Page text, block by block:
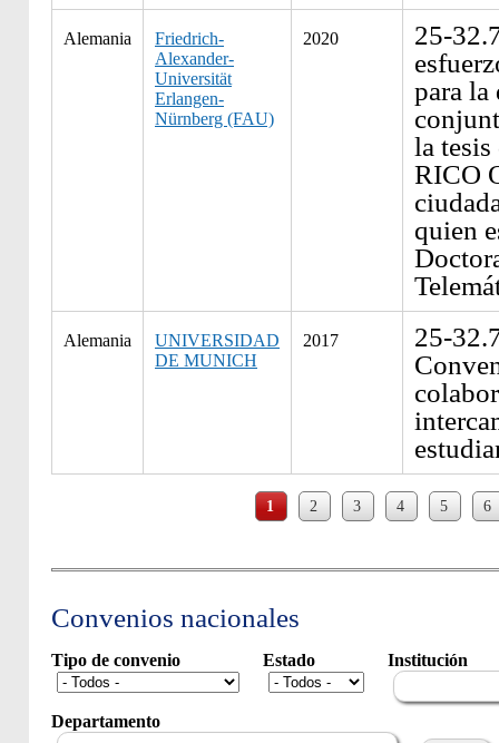
Alemania
Friedrich-
Alexander-
Universität
Erlangen-
Nürnberg (FAU)
2020
25-
para la
la tesis
RICO
quien
Alemania
UNIVERSIDAD
DE MUNICH
2017
25-
1 2 3 4 5 6
Convenios nacionales
Tipo de convenio Estado Institución
Departamento